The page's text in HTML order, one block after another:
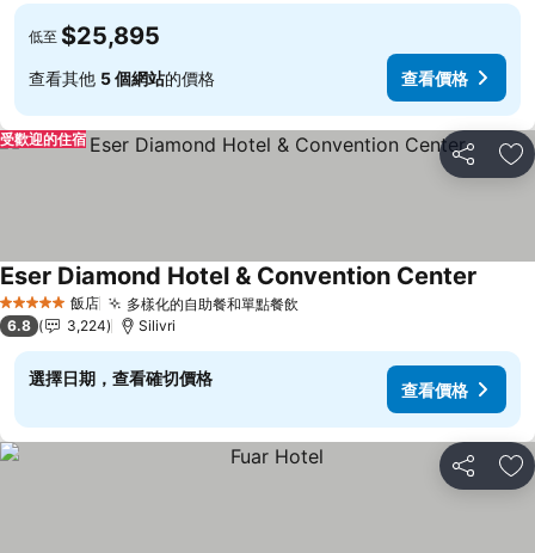
低至 $25,895
查看其他 5 個網站的價格 查看價格
分享 加
受歡迎的住宿
5 星級 飯店 多樣化的自助餐和單點餐飲
Eser Diamond Hotel & Convention Center
6.8 3,224 Silivri
選擇日期，查看確切價格
查看價格
分享 加